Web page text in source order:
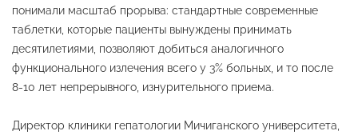
понимали масштаб прорыва: стандартные современные
таблетки, которые пациенты вынуждены принимать
десятилетиями, позволяют добиться аналогичного
функционального излечения всего у 3% больных, и то после
8-10 лет непрерывного, изнурительного приема.
Директор клиники гепатологии Мичиганского университета,